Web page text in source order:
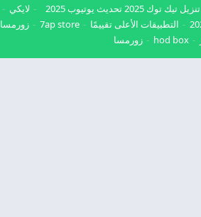
تنزيل تيك توك 2025
تحديث يوتيوب 2025
لايكي
التطبيقات الأعلى تقييمًا 7ap store زورمسا
hod box زورمسا